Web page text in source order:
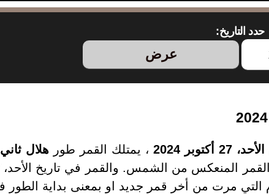
حدد التاريخ:
عرض
الأحد، 27 أكتوبر 2024 ، يمتلك القمر طور هلال ثاني